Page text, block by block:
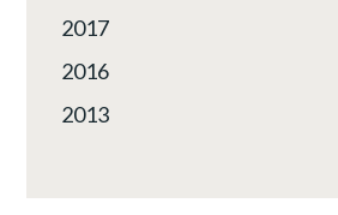
2017
2016
2013